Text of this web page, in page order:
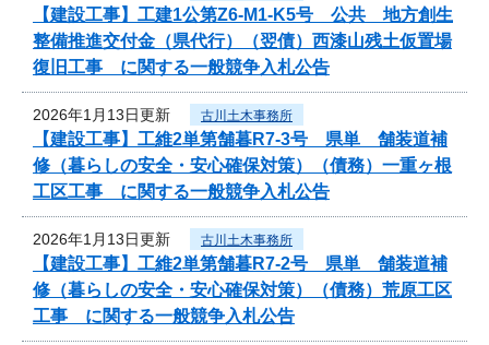
【建設工事】工建1公第Z6-M1-K5号 公共 地方創生
整備推進交付金（県代行）（翌債）西漆山残土仮置場
復旧工事 に関する一般競争入札公告
2026年1月13日更新 古川土木事務所
【建設工事】工維2単第舗暮R7-3号 県単 舗装道補
修（暮らしの安全・安心確保対策）（債務）一重ヶ根
工区工事 に関する一般競争入札公告
2026年1月13日更新 古川土木事務所
【建設工事】工維2単第舗暮R7-2号 県単 舗装道補
修（暮らしの安全・安心確保対策）（債務）荒原工区
工事 に関する一般競争入札公告